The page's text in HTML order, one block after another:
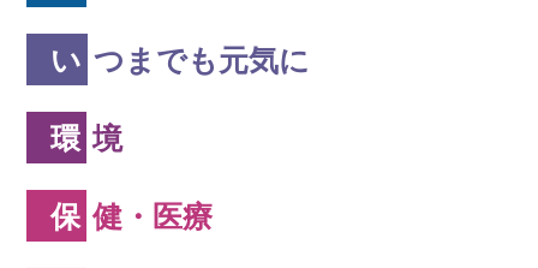
いつまでも元気に
環境
保健・医療